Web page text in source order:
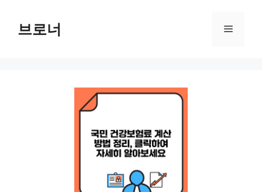
브로너 메